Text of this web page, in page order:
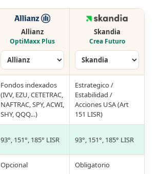
Allianz
OptiMaxx Plus
Skandia
Crea Futuro
Fondos indexados
(IVV, EZU, CETETRAC,
NAFTRAC, SPY, ACWI,
SHY, QQQ…)
Estrategico /
Estabilidad /
Acciones USA (Art
151 LISR)
93°, 151°, 185° LISR 93°, 151°, 185° LISR
Opcional Obligatorio